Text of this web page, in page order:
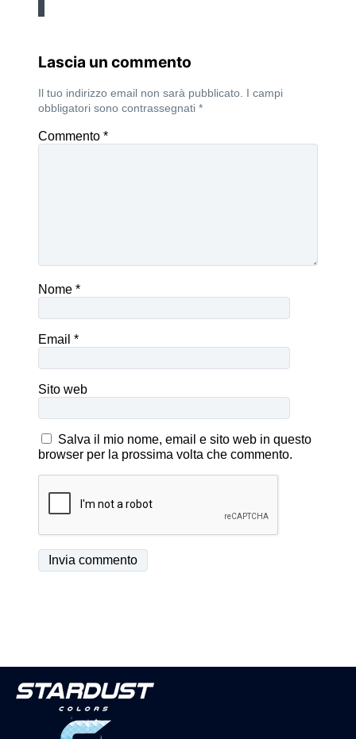
Lascia un commento
Il tuo indirizzo email non sarà pubblicato. I campi
obbligatori sono contrassegnati *
Commento *
Nome *
Email *
Sito web
Salva il mio nome, email e sito web in questo
browser per la prossima volta che commento.